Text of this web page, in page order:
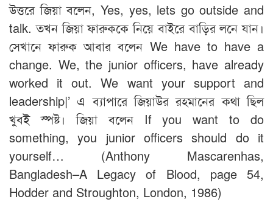
উত্তরে জিয়া বলেন, Yes, yes, lets go outside and
talk. তখন জিয়া ফারুককে নিয়ে বাইরে বাড়ির লনে যান।
সেখানে ফারুক আবার বলেন We have to have a
change. We, the junior officers, have already
worked it out. We want your support and
leadership|’ এ ব্যাপারে জিয়াউর রহমানের কথা ছিল
খুবই স্পষ্ট। জিয়া বলেন If you want to do
something, you junior officers should do it
yourself… (Anthony Mascarenhas,
Bangladesh–A Legacy of Blood, page 54,
Hodder and Stroughton, London, 1986)